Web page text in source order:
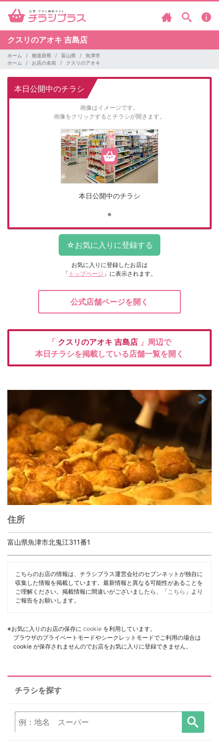
クスリのアオキ 吉島店
ホーム 都道府県 富山県
魚津市
ホーム
お店の名前 クスリのアオキ
本日公開中のチラシ
画像はイメージです。
画像をクリックするとチラシが開きます。
本日公開中のチラシ
お気に入りに登録したお店は
「 トップページ 」に表示されます。
公式店舗ページを開く
「 クスリのアオキ 吉島店 」周辺で
本日チラシを掲載している店舗一覧を開く
住所
富山県魚津市北鬼江311番1
こちらのお店の情報は、チラシプラス運営会社のセブンネットが独自に
収集した情報を掲載しています。最新情報と異なる可能性があることを
ご理解ください。掲載情報に間違いがございましたら、「 こちら 」より
ご報告をお願いします。
※お気に入りのお店の保存に cookie を利用しています。
ブラウザのプライベートモードやシークレットモードでご利用の場合は
cookie が保存されませんのでお店をお気に入りに登録できません。
チラシを探す